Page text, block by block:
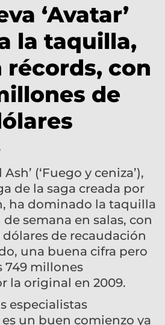
‘Avatar’
la taquilla,
récords, con
de
(‘Fuego y ceniza’),
de la saga creada por
ha dominado la taquilla
semana en salas, con
de recaudación
una buena cifra pero
749 millones
la original en 2009.
especialistas
un buen comienzo ya